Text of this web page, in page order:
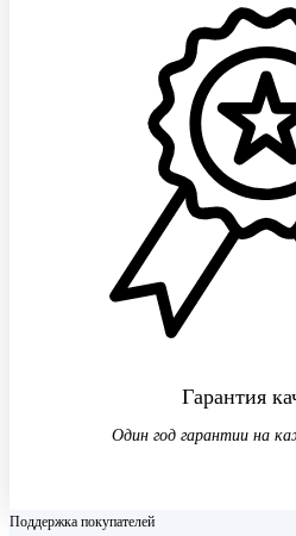
Гарантия
Один год гарантии на
Поддержка покупателей